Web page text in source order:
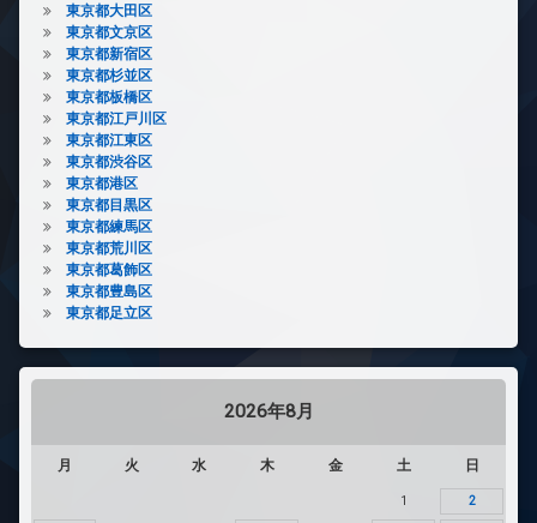
東京都大田区
東京都文京区
東京都新宿区
東京都杉並区
東京都板橋区
東京都江戸川区
東京都江東区
東京都渋谷区
東京都港区
東京都目黒区
東京都練馬区
東京都荒川区
東京都葛飾区
東京都豊島区
東京都足立区
2026年8月
月 火 水 木 金 土 日
1 2